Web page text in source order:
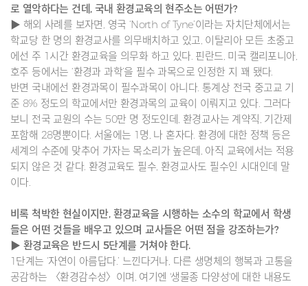
로 열악하다는 건데, 국내 환경교육의 현주소는 어떤가?
▶ 해외 사례를 보자면, 영국 ‘North of Tyne’이라는 자치단체에서는
학교당 한 명의 환경교사를 의무배치하고 있고, 이탈리아 모든 초중고
에선 주 1시간 환경교육을 의무화 하고 있다. 핀란드, 미국 캘리포니아,
호주 등에서는 ‘환경과 과학’을 필수 과목으로 인정한 지 꽤 됐다.
반면 국내에선 환경과목이 필수과목이 아니다. 통계상 전국 중고교 기
준 8% 정도의 학교에서만 환경과목의 교육이 이뤄지고 있다. 그러다
보니 전국 교원의 수는 50만 명 정도인데, 환경교사는 계약직, 기간제
포함해 28명뿐이다. 서울에는 1명, 나 혼자다. 환경에 대한 정책 등은
세계의 수준에 맞추어 가자는 목소리가 높은데, 아직 교육에서는 적용
되지 않은 것 같다. 환경교육도 필수, 환경교사도 필수인 시대인데 말
이다.
비록 척박한 현실이지만, 환경교육을 시행하는 소수의 학교에서 학생
들은 어떤 것들을 배우고 있으며 교사들은 어떤 점을 강조하는가?
▶ 환경교육은 반드시 5단계를 거쳐야 한다.
1단계는 ‘자연이 아름답다.’ 느낀다거나, 다른 생명체의 행복과 고통을
공감하는 〈환경감수성〉이며, 여기엔 '생물종 다양성'에 대한 내용도